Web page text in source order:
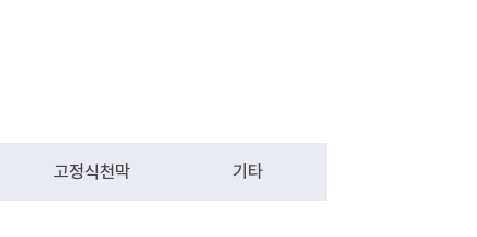
고정식천막 기타